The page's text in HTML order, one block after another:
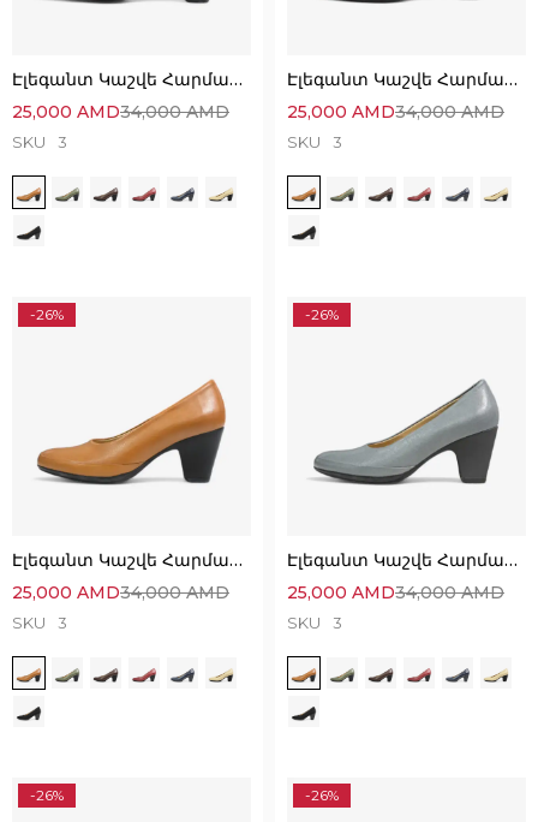
Էլեգանտ Կաշվե Հարմարավետ Կոշիկներ
34,000AMD
25,000 AMD
SKU 3
Էլեգանտ Կաշվե Հարմարավետ Կոշիկներ
34,000AMD
25,000 AMD
SKU 3
-26%
Էլեգանտ Կաշվե Հարմարավետ Կոշիկներ
34,000AMD
25,000 AMD
SKU 3
-26%
Էլեգանտ Կաշվե Հարմարավետ Կոշիկներ
34,000AMD
25,000 AMD
SKU 3
-26% -26%